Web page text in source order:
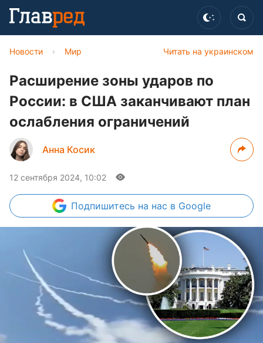
Читать на украинском
Новости › Мир
Расширение зоны ударов по
России: в США заканчивают план
ослабления ограничений
Анна Косик
12 сентября 2024, 10:02
Подпишитесь на нас в Google